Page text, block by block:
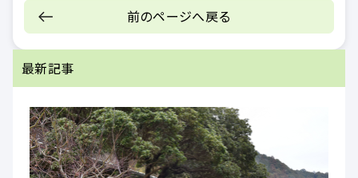
前のページへ戻る
最新記事